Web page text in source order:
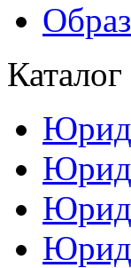
Каталог